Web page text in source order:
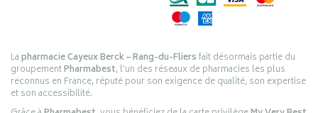
Lapharmacie Cayeux Berck – Rang-du-Fliersfait désormais partie du
groupementPharmabest, l’un des réseaux de pharmacies les plus
reconnus en France, réputé pour son exigence de qualité, son expertise
et son accessibilité.